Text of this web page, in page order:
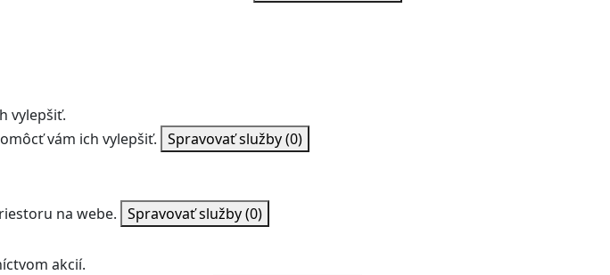
vylepšiť.
vám ich vylepšiť. Spravovať služby(0)
na webe. Spravovať služby(0)
akcií.